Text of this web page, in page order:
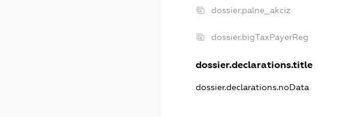
dossier.palne_akciz
dossier.bigTaxPayerReg
dossier.declarations.title
dossier.declarations.noData